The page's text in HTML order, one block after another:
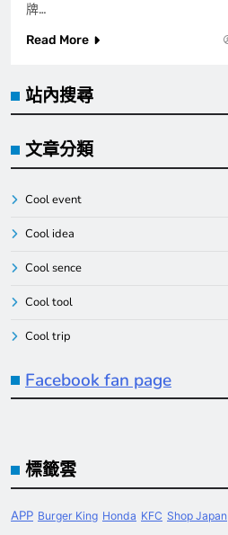
牌…
Read More
站內搜尋
文章分類
Cool event
Cool idea
Cool sence
Cool tool
Cool trip
Facebook fan page
標籤雲
APP Burger King Honda KFC Shop Japan